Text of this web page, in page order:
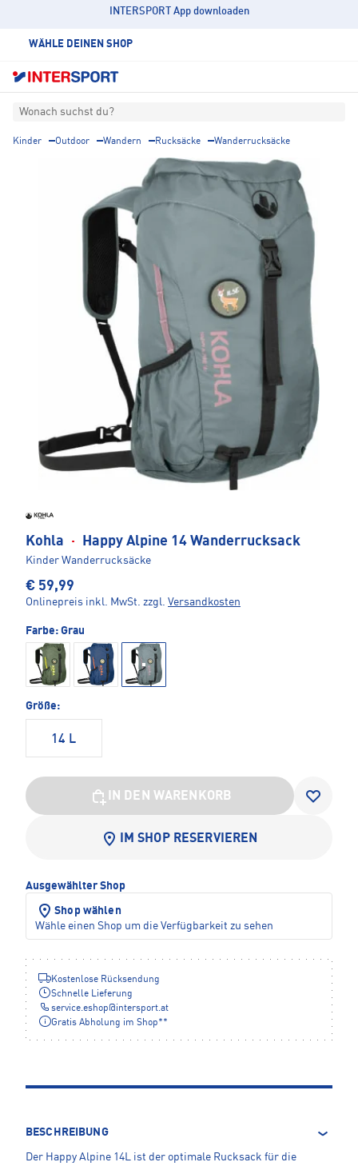
INTERSPORT App downloaden
WÄHLE DEINEN SHOP
Wonach suchst du?
Kinder Outdoor Wandern Rucksäcke Wanderrucksäcke
Kohla · Happy Alpine 14 Wanderrucksack
Kinder Wanderrucksäcke
€ 59,99
Onlinepreis inkl. MwSt. zzgl. Versandkosten
Farbe: Grau
Größe:
14 L
IN DEN WARENKORB
IM SHOP RESERVIEREN
Ausgewählter Shop
Shop wählen
Wähle einen Shop um die Verfügbarkeit zu sehen
Kostenlose Rücksendung
Schnelle Lieferung
service.eshop@intersport.at
Gratis Abholung im Shop**
BESCHREIBUNG
Der Happy Alpine 14L ist der optimale Rucksack für die